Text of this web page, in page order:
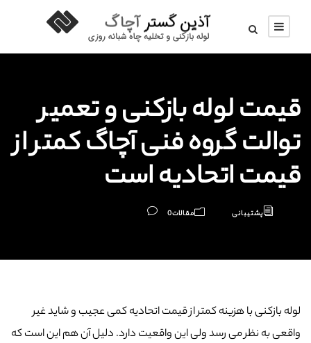
قیمت لوله بازکنی و تعمیر
توالت گروه فنی آچاگ کمتر از
قیمت اتحادیه است
پشتیبانی مقالات0
لوله بازکنی با هزینه کمتر از قیمت اتحادیه کمی عجیب و شاید غیر
واقعی به نظر می رسد ولی این واقعیت دارد. دلیل آن هم این است که